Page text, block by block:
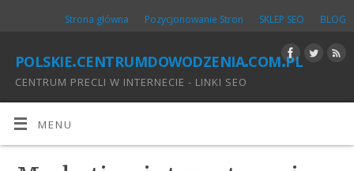
Strona główna Pozycjonowanie Stron SKLEP SEO BLOG
polskie.centrumdowodzenia.com.pl
CENTRUM PRECLI W INTERNECIE - LINKI SEO
MENU